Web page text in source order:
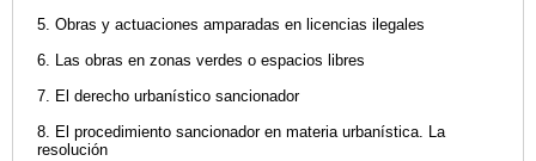
5. Obras y actuaciones amparadas en licencias ilegales
6. Las obras en zonas verdes o espacios libres
7. El derecho urbanístico sancionador
8. El procedimiento sancionador en materia urbanística. La
resolución